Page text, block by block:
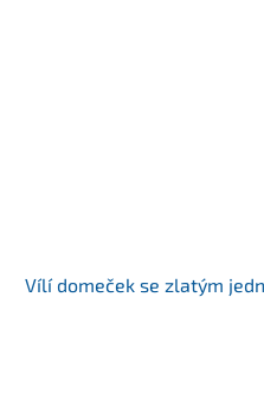
Vílí domeček se zlatým